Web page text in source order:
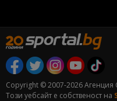
Copyright © 2007-2026 Агенция
Този уебсайт е собственост на